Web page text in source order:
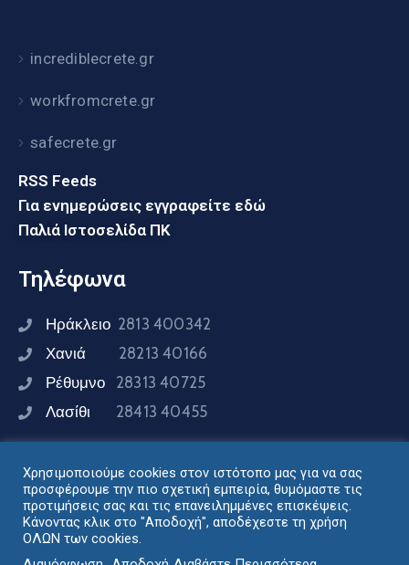
incrediblecrete.gr
workfromcrete.gr
safecrete.gr
RSS Feeds
Για ενημερώσεις εγγραφείτε εδώ
Παλιά Ιστοσελίδα ΠΚ
Τηλέφωνα
Ηράκλειο 2813 400342
Χανιά 28213 40166
Ρέθυμνο 28313 40725
Λασίθι 28413 40455
Συνδεθείτε μαζί μας
Σχεδιασμός - Ανάπτυξη: Διεύθυνση Ηλεκτρονικής
Χρησιμοποιούμε cookies στον ιστότοπο μας για να σας
προσφέρουμε την πιο σχετική εμπειρία, θυμόμαστε τις
προτιμήσεις σας και τις επανειλημμένες επισκέψεις.
Κάνοντας κλικ στο "Αποδοχή", αποδέχεστε τη χρήση
ΟΛΩΝ των cookies.